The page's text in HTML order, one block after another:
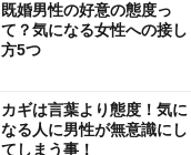
既婚男性の好意の態度っ
て？気になる女性への接し
方5つ
カギは言葉より態度！気に
なる人に男性が無意識にし
てしまう事！